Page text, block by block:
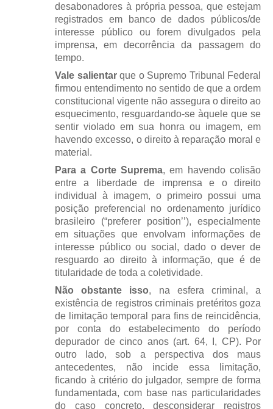
desabonadores à própria pessoa, que estejam
registrados em banco de dados públicos/de
interesse público ou forem divulgados pela
imprensa, em decorrência da passagem do
tempo.
Vale salientarque o Supremo Tribunal Federal
firmou entendimento no sentido de que a ordem
constitucional vigente não assegura o direito ao
esquecimento, resguardando-se àquele que se
sentir violado em sua honra ou imagem, em
havendo excesso, o direito à reparação moral e
material.
Para a Corte Suprema, em havendo colisão
entre a liberdade de imprensa e o direito
individual à imagem, o primeiro possui uma
posição preferencial no ordenamento jurídico
brasileiro (“preferer position’’), especialmente
em situações que envolvam informações de
interesse público ou social, dado o dever de
resguardo ao direito à informação, que é de
titularidade de toda a coletividade.
Não obstante isso, na esfera criminal, a
existência de registros criminais pretéritos goza
de limitação temporal para fins de reincidência,
por conta do estabelecimento do período
depurador de cinco anos (art. 64, I, CP). Por
outro lado, sob a perspectiva dos maus
antecedentes, não incide essa limitação,
ficando à critério do julgador, sempre de forma
fundamentada, com base nas particularidades
do caso concreto, desconsiderar registros